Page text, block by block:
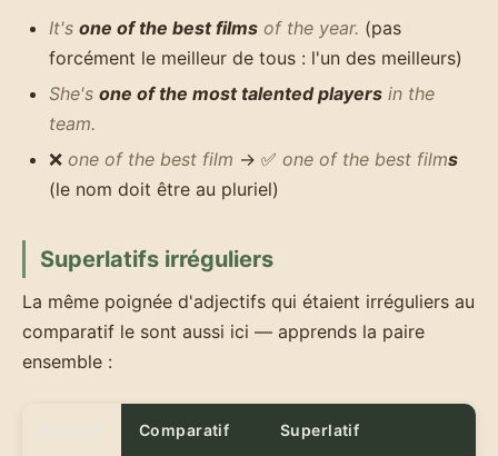
It's one of the best films of the year. (pas
forcément le meilleur de tous : l'un des meilleurs)
She's one of the most talented players in the
team.
❌ one of the best film → ✅ one of the best films
(le nom doit être au pluriel)
Superlatifs irréguliers
La même poignée d'adjectifs qui étaient irréguliers au
comparatif le sont aussi ici — apprends la paire
ensemble :
Comparatif Superlatif